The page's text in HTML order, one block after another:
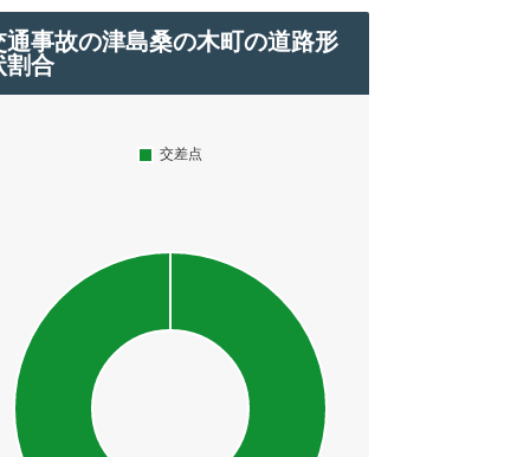
通事故の津島桑の木町の道路形
割合